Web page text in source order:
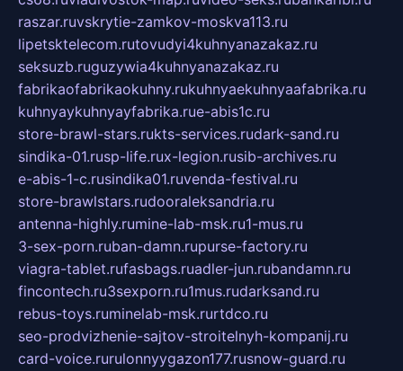
raszar.ruvskrytie-zamkov-moskva113.ru
lipetsktelecom.rutovudyi4kuhnyanazakaz.ru
seksuzb.ruguzywia4kuhnyanazakaz.ru
fabrikaofabrikaokuhny.rukuhnyaekuhnyaafabrika.ru
kuhnyaykuhnyayfabrika.rue-abis1c.ru
store-brawl-stars.rukts-services.rudark-sand.ru
sindika-01.rusp-life.rux-legion.rusib-archives.ru
e-abis-1-c.rusindika01.ruvenda-festival.ru
store-brawlstars.rudooraleksandria.ru
antenna-highly.rumine-lab-msk.ru1-mus.ru
3-sex-porn.ruban-damn.rupurse-factory.ru
viagra-tablet.rufasbags.ruadler-jun.rubandamn.ru
fincontech.ru3sexporn.ru1mus.rudarksand.ru
rebus-toys.ruminelab-msk.rurtdco.ru
seo-prodvizhenie-sajtov-stroitelnyh-kompanij.ru
card-voice.rurulonnyygazon177.rusnow-guard.ru